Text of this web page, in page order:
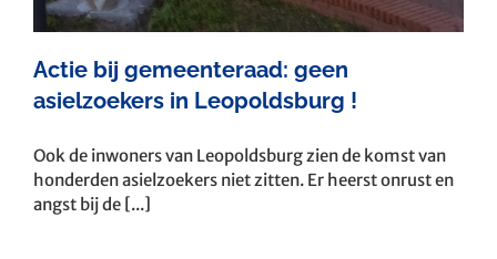
Actie bij gemeenteraad: geen
asielzoekers in Leopoldsburg !
Ook de inwoners van Leopoldsburg zien de komst van
honderden asielzoekers niet zitten. Er heerst onrust en
angst bij de [...]